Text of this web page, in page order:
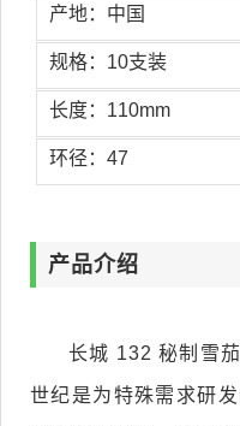
产地：中国
规格：10支装
长度：110mm
环径：47
产品介绍
长城 132 秘制雪
世纪是为特殊需求研